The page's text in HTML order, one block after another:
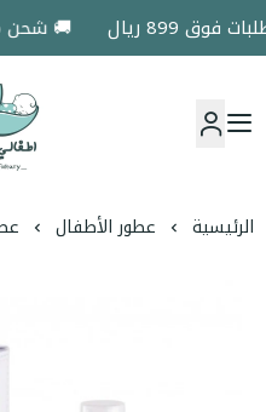
899 ريال 🚚 شحن
الرئيسية عطور الأطفال